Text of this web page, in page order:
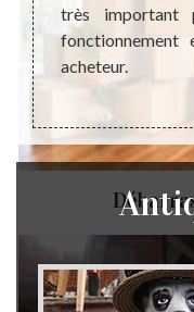
sa
des
très important
acheteur.